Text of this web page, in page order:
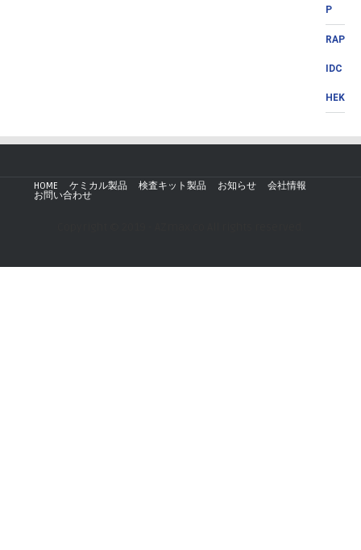
P
RAP
IDC
HEK
HOME ケミカル製品 検査キット製品 お知らせ
会社情報
お問い合わせ